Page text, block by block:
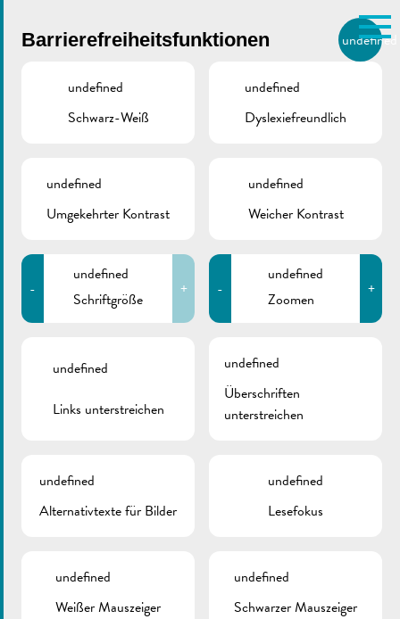
Dag vun der Petanque
Org. Museldickserten Fotos ©Charel Zahles
Barrierefreiheitsfunktionen undefined
undefined
Schwarz-Weiß
undefined
Dyslexiefreundlich
undefined
Umgekehrter Kontrast
undefined
Weicher Kontrast
-
undefined
Schriftgröße
+ -
undefined
Zoomen
+
undefined
Links unterstreichen
undefined
Überschriften
unterstreichen
undefined
Alternativtexte für Bilder
undefined
Lesefokus
undefined
Weißer Mauszeiger
undefined
Schwarzer Mauszeiger